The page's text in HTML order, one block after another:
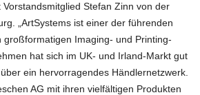
Vorstandsmitglied Stefan Zinn von der
„ArtSystems ist einer der führenden
großformatigen Imaging- und Printing-
hat sich im UK- und Irland-Markt gut
ein hervorragendes Händlernetzwerk.
AG mit ihren vielfältigen Produkten